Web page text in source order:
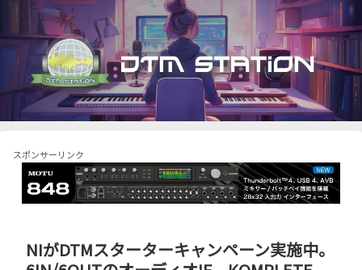
スポンサーリンク
NIがDTMスターターキャンペーン実施中。